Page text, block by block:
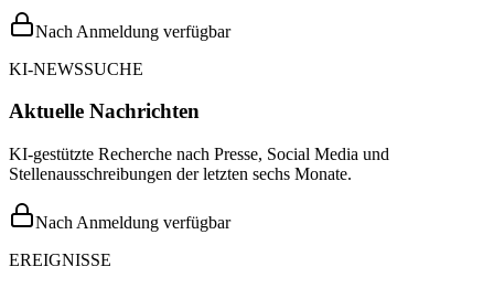
Nach Anmeldung verfügbar
KI-NEWSSUCHE
Aktuelle Nachrichten
KI-gestützte Recherche nach Presse, Social Media und
Stellenausschreibungen der letzten sechs Monate.
Nach Anmeldung verfügbar
EREIGNISSE